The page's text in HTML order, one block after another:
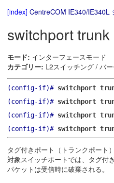
[index] CentreCOM IE340/IE340L
switchport
モード: インターフェースモード
カテゴリー: L2スイッチング / バ
(config-if)# switchport
(config-if)# switchport
(config-if)# switchport
(config-if)# switchport
タグ付きポート（トランクポート
対象スイッチポートでは、タグ付
パケットは受信時に破棄される。